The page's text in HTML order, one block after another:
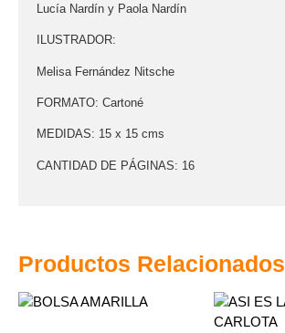
Productos Relacionados
Lucía Nardín y Paola Nardín
ILUSTRADOR:
Melisa Fernández Nitsche
FORMATO: Cartoné
MEDIDAS: 15 x 15 cms
CANTIDAD DE PÁGINAS: 16